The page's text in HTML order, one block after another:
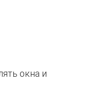
окна и